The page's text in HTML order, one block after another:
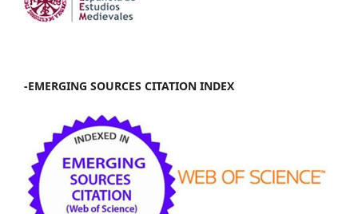
-EMERGING SOURCES CITATION INDEX